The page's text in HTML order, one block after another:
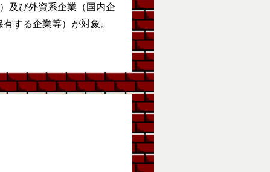
及び外資系企業（国内企
する企業等）が対象。